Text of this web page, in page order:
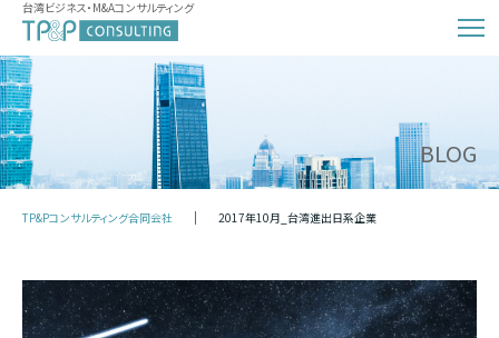
台湾ビジネス・M&Aコンサルティング
BLOG
TP&Pコンサルティング合同会社 2017年10月_台湾進出日系企業